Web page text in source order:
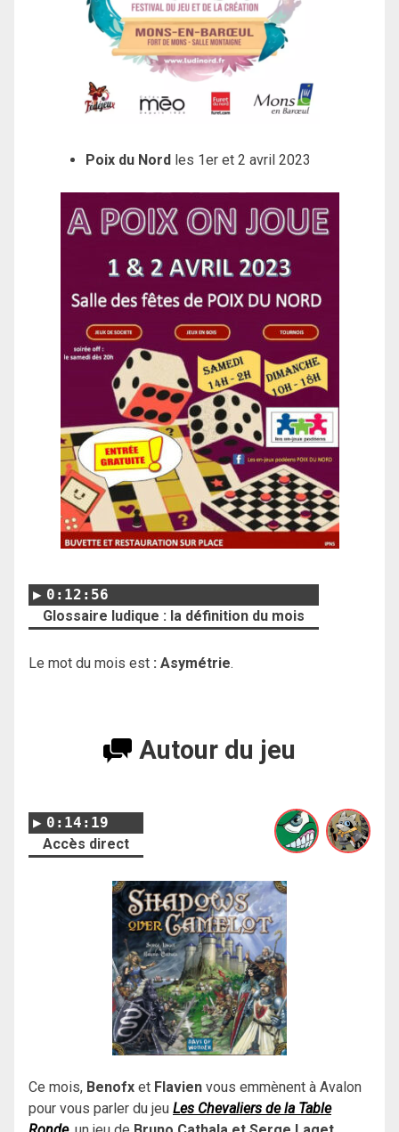
Poix du Nord les 1er et 2 avril 2023
0:12:56
Glossaire ludique : la définition du mois
Le mot du mois est : Asymétrie.
Autour du jeu
0:14:19
Accès direct
Ce mois, Benofx et Flavien vous emmènent à Avalon
pour vous parler du jeu Les Chevaliers de la Table